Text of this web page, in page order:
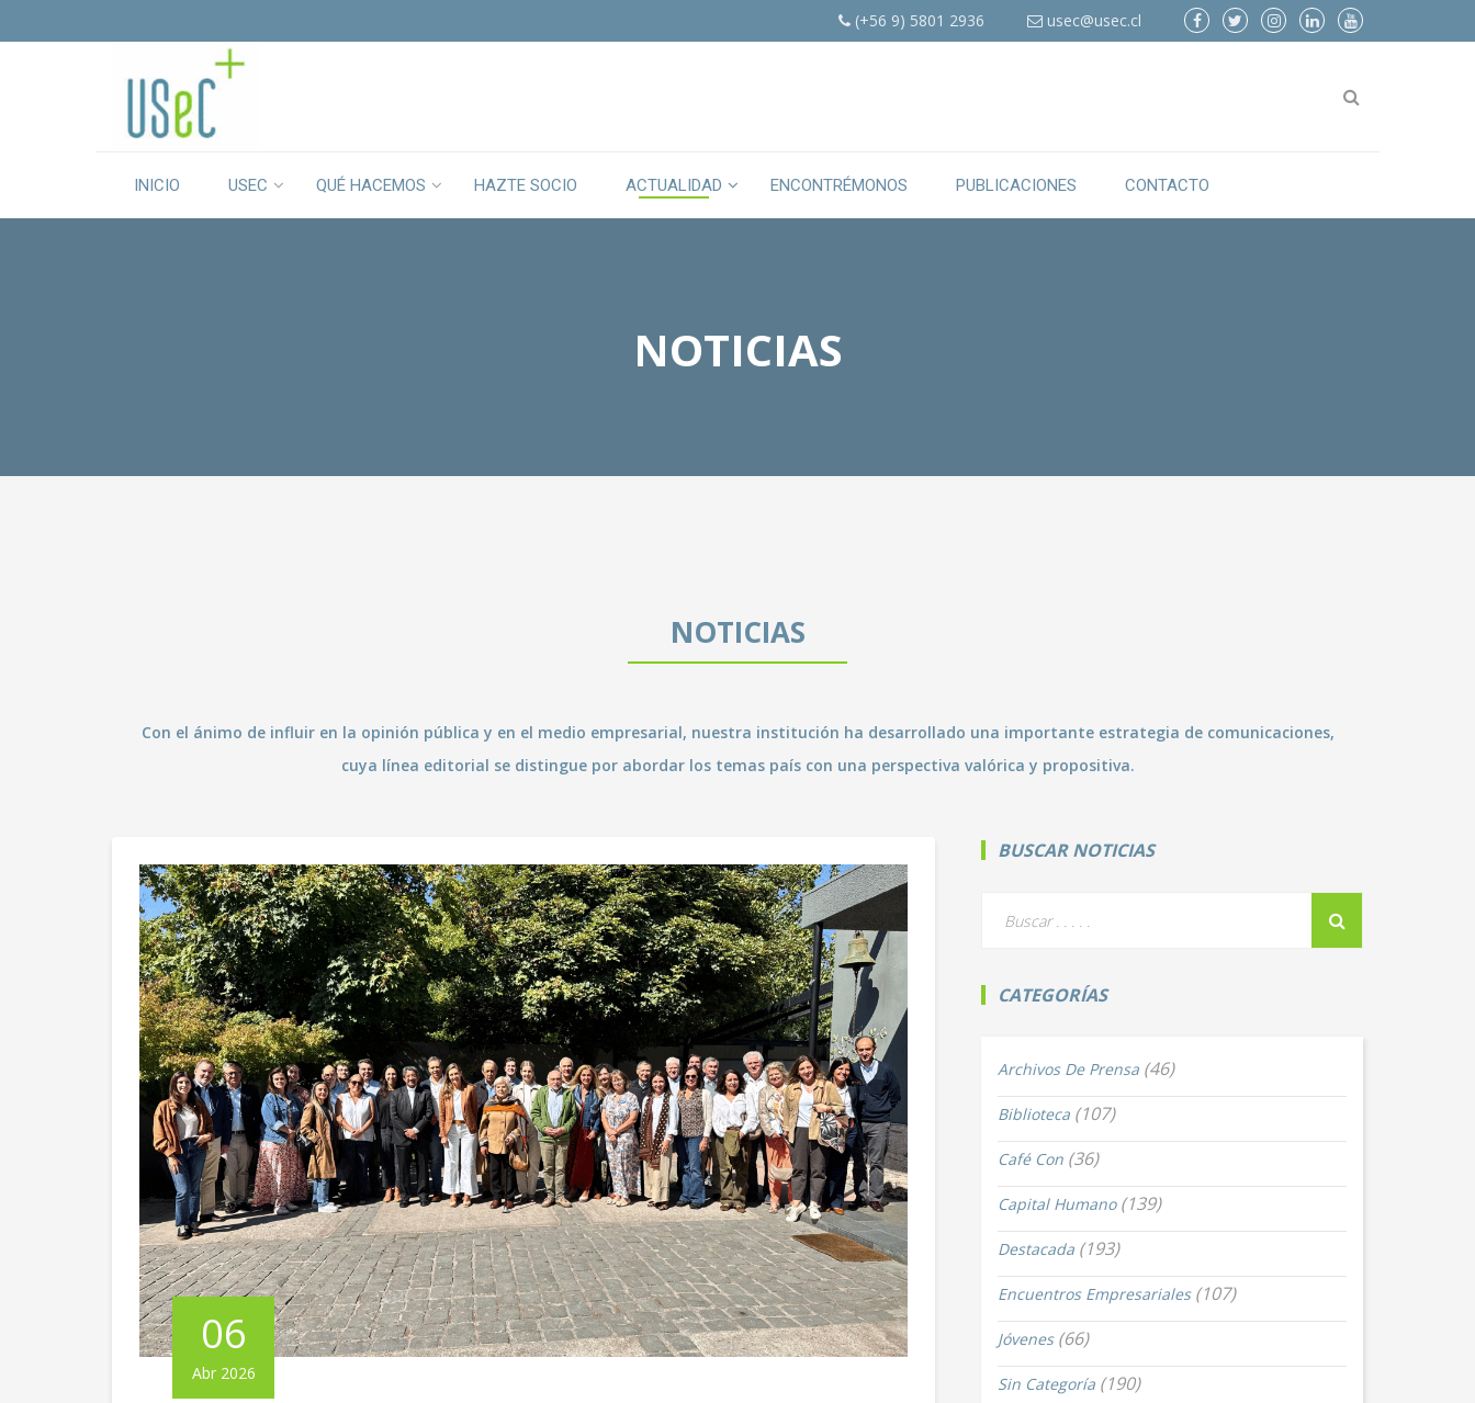
(+56 9) 5801 2936 usec@usec.cl
INICIO USEC QUÉ HACEMOS HAZTE SOCIO ACTUALIDAD ENCONTRÉMONOS PUBLICACIONES CONTACTO
NOTICIAS
NOTICIAS
Con el ánimo de influir en la opinión pública y en el medio empresarial, nuestra institución ha desarrollado una importante estrategia de comunicaciones,
cuya línea editorial se distingue por abordar los temas país con una perspectiva valórica y propositiva.
06
Abr 2026
BUSCAR NOTICIAS
CATEGORÍAS
Archivos De Prensa (46)
Biblioteca (107)
Café Con (36)
Capital Humano(139)
Destacada (193)
Encuentros Empresariales(107)
Jóvenes(66)
Sin Categoría (190)